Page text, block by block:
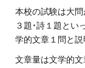
採用情報
本校の試験は大問
３題・詩１題と
学的文章１問と説
文章量は文学的文